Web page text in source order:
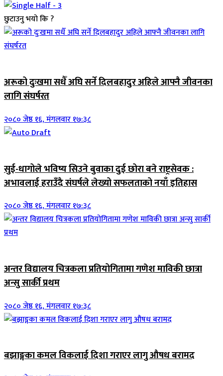
छुटाउनु भयो कि ?
अरूको दुःखमा सधैँ अघि सर्ने दिलबहादुर अहिले आफ्नै जीवनका
लागि संघर्षरत
२०८० जेष्ठ १६, मंगलवार १७:३८
सुई-धागोले भविष्य सिउने बुवाका दुई छोरा बने राष्ट्रसेवक :
अभावलाई हराउँदै संघर्षले लेख्यो सफलताको नयाँ इतिहास
२०८० जेष्ठ १६, मंगलवार १७:३८
अन्तर विद्यालय चित्रकला प्रतियोगितामा गणेश माविकी छात्रा
अन्सु सार्की प्रथम
२०८० जेष्ठ १६, मंगलवार १७:३८
बझाङ्गका कमल विकलाई दिशा गराएर लागु औषध बरामद